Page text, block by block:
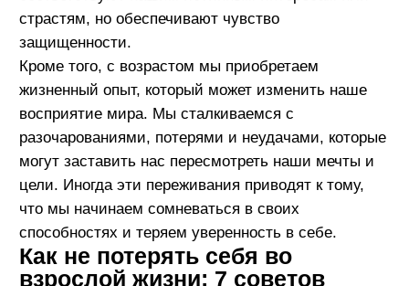
выделяйте время, чтобы подумать о том, что для
вас действительно важно. Это поможет вам
оставаться на связи с вашими истинными
стремлениями
Окружайте себя поддерживающими людьми.
Общайтесь с теми, кто ценит вашу уникальность
и поддерживает ваши стремления. Поддержка
близких помогает укрепить уверенность в себе и
своих идеях
Ставьте личные границы.
Научитесь говорить «нет» тому, что противоречит
вашим ценностям или отнимает слишком много
времени и энергии. Это поможет вам сохранить
время и ресурсы для того, что действительно
Продолжайте учиться и развиваться.
Исследуйте новые области знаний и навыков,